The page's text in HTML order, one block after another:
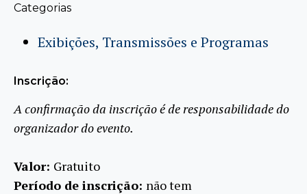
Categorias
Exibições, Transmissões e Programas
Inscrição:
A confirmação da inscrição é de responsabilidade do
organizador do evento.
Valor: Gratuito
Período de inscrição: não tem